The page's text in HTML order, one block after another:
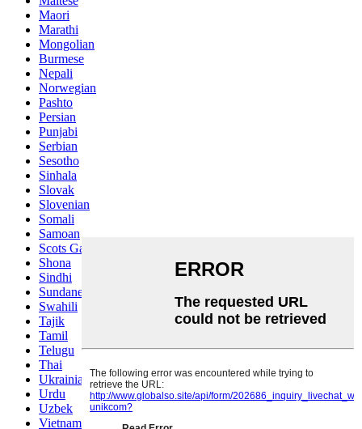
Maori
Marathi
Mongolian
Burmese
Nepali
Norwegian
Pashto
Persian
Punjabi
Serbian
Sesotho
Sinhala
Slovak
Slovenian
Somali
Samoan
Scots Gaelic
Shona
Sindhi
Sundanese
Swahili
Tajik
Tamil
Telugu
Thai
Ukrainian
Urdu
Uzbek
Vietnamese